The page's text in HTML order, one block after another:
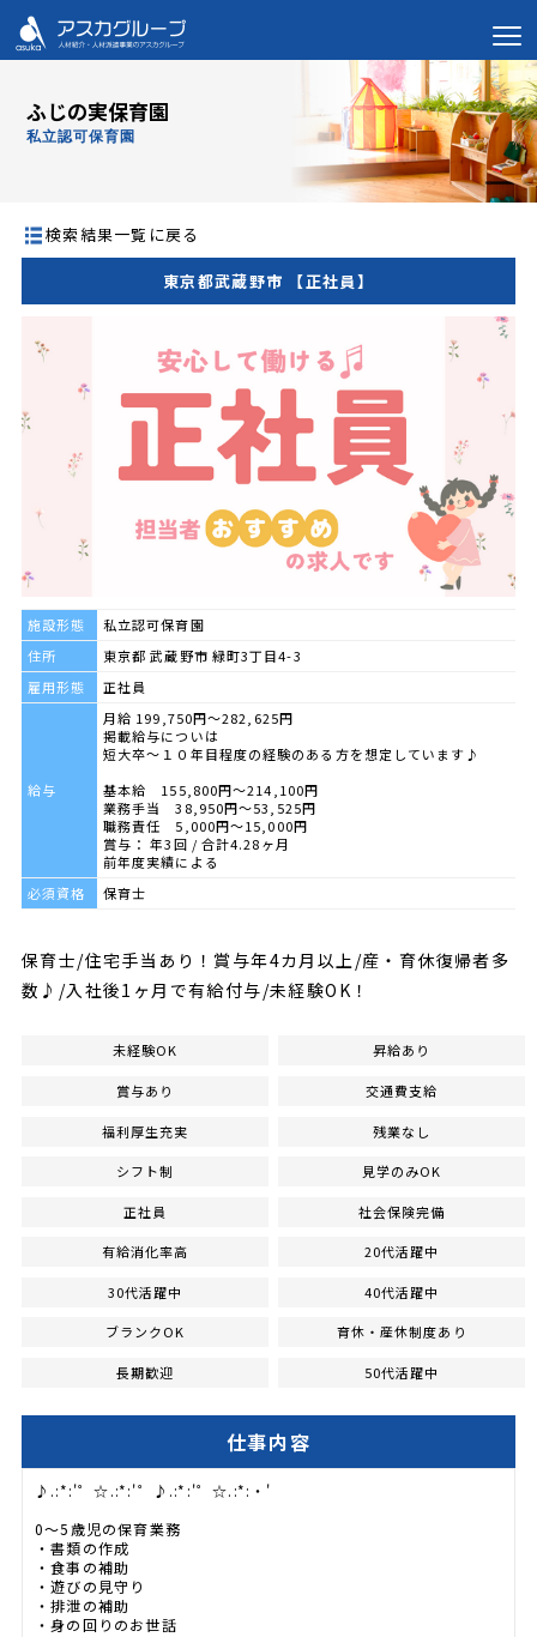
ふじの実保育園
私立認可保育園
検索結果一覧に戻る
東京都武蔵野市 【正社員】
施設形態
私立認可保育園
住所
東京都 武蔵野市 緑町3丁目4-3
雇用形態
正社員
給与
月給 199,750円～282,625円
掲載給与についは
短大卒～１０年目程度の経験のある方を想定しています♪
基本給 155,800円～214,100円
業務手当 38,950円～53,525円
職務責任 5,000円～15,000円
賞与： 年3回 / 合計4.28ヶ月
前年度実績による
必須資格
保育士
保育士/住宅手当あり！賞与年4カ月以上/産・育休復帰者多
数♪/入社後1ヶ月で有給付与/未経験OK！
未経験OK 昇給あり
賞与あり 交通費支給
福利厚生充実 残業なし
シフト制 見学のみOK
正社員 社会保険完備
有給消化率高 20代活躍中
30代活躍中 40代活躍中
ブランクOK 育休・産休制度あり
長期歓迎 50代活躍中
仕事内容
♪.:*:'゜☆.:*:'゜♪.:*:'゜☆.:*:・'
0～5歳児の保育業務
・書類の作成
・食事の補助
・遊びの見守り
・排泄の補助
・身の回りのお世話